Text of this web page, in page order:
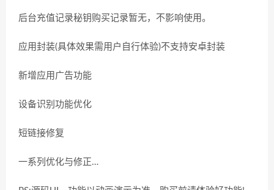
后台充值记录秘钥购买记录暂无，不影响使用。
应用封装(具体效果需用户自行体验)不支持安卓封装
新增应用广告功能
设备识别功能优化
短链接修复
一系列优化与修正…